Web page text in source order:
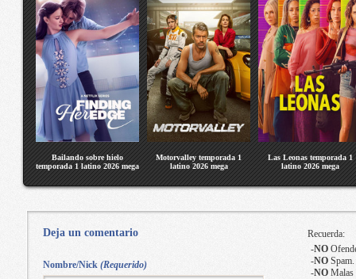
Bailando sobre hielo
temporada 1 latino 2026 mega
Motorvalley temporada 1
latino 2026 mega
Las Leonas temporada 1
latino 2026 mega
Deja un comentario
Recuerda:
-NO
-NOSpam.
-NOMalas
Nombre/Nick (Requerido)